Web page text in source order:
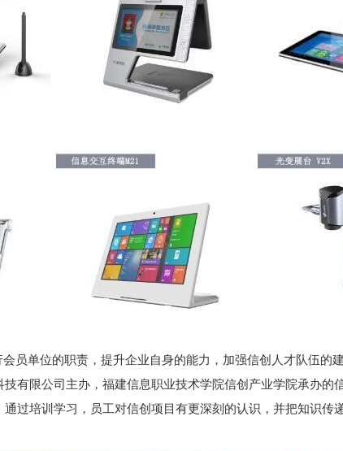
员单位的职责，提升企业自身的能力，加强信创人才队伍的
有限公司主办，福建信息职业技术学院信创产业学院承办的
过培训学习，员工对信创项目有更深刻的认识，并把知识传